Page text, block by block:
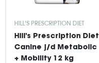
HILL'S PRESCRIPTION DIET
Hill's Prescription Diet
Canine j/d Metabolic
+ Mobility 12 kg